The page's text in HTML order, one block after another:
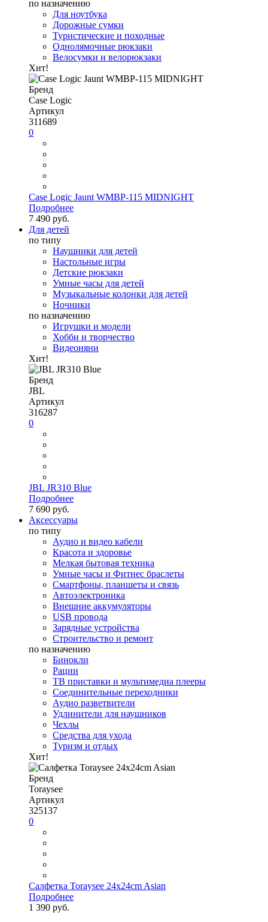
по назначению
Для ноутбука
Дорожные сумки
Туристические и походные
Однолямочные рюкзаки
Велосумки и велорюкзаки
Хит!
Бренд
Case Logic
Артикул
311689
0
Case Logic Jaunt WMBP-115 MIDNIGHT
Подробнее
7 490 руб.
Для детей
по типу
Наушники для детей
Настольные игры
Детские рюкзаки
Умные часы для детей
Музыкальные колонки для детей
Ночники
по назначению
Игрушки и модели
Хобби и творчество
Видеоняни
Хит!
Бренд
JBL
Артикул
316287
0
JBL JR310 Blue
Подробнее
7 690 руб.
Аксессуары
по типу
Аудио и видео кабели
Красота и здоровье
Мелкая бытовая техника
Умные часы и Фитнес браслеты
Смартфоны, планшеты и связь
Автоэлектроника
Внешние аккумуляторы
USB провода
Зарядные устройства
Строительство и ремонт
по назначению
Бинокли
Рации
ТВ приставки и мультимедиа плееры
Соединительные переходники
Аудио разветвители
Удлинители для наушников
Чехлы
Средства для ухода
Туризм и отдых
Хит!
Бренд
Toraysee
Артикул
325137
0
Салфетка Toraysee 24x24cm Asian
Подробнее
1 390 руб.